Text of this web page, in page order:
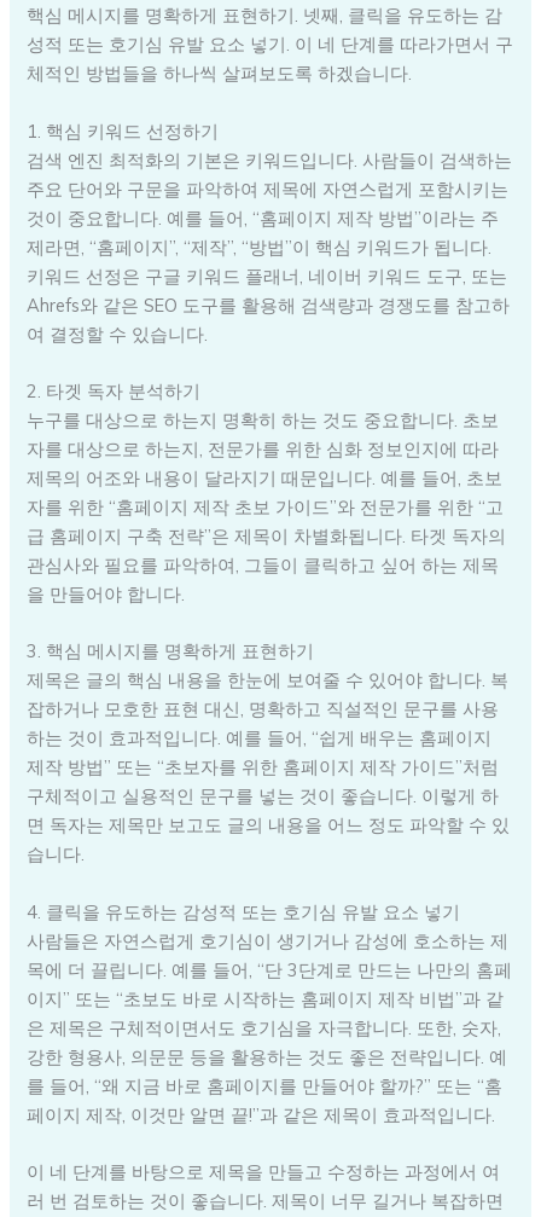
핵심 메시지를 명확하게 표현하기. 넷째, 클릭을 유도하는 감
성적 또는 호기심 유발 요소 넣기. 이 네 단계를 따라가면서 구
체적인 방법들을 하나씩 살펴보도록 하겠습니다.
1. 핵심 키워드 선정하기
검색 엔진 최적화의 기본은 키워드입니다. 사람들이 검색하는
주요 단어와 구문을 파악하여 제목에 자연스럽게 포함시키는
것이 중요합니다. 예를 들어, “홈페이지 제작 방법”이라는 주
제라면, “홈페이지”, “제작”, “방법”이 핵심 키워드가 됩니다.
키워드 선정은 구글 키워드 플래너, 네이버 키워드 도구, 또는
Ahrefs와 같은 SEO 도구를 활용해 검색량과 경쟁도를 참고하
여 결정할 수 있습니다.
2. 타겟 독자 분석하기
누구를 대상으로 하는지 명확히 하는 것도 중요합니다. 초보
자를 대상으로 하는지, 전문가를 위한 심화 정보인지에 따라
제목의 어조와 내용이 달라지기 때문입니다. 예를 들어, 초보
자를 위한 “홈페이지 제작 초보 가이드”와 전문가를 위한 “고
급 홈페이지 구축 전략”은 제목이 차별화됩니다. 타겟 독자의
관심사와 필요를 파악하여, 그들이 클릭하고 싶어 하는 제목
을 만들어야 합니다.
3. 핵심 메시지를 명확하게 표현하기
제목은 글의 핵심 내용을 한눈에 보여줄 수 있어야 합니다. 복
잡하거나 모호한 표현 대신, 명확하고 직설적인 문구를 사용
하는 것이 효과적입니다. 예를 들어, “쉽게 배우는 홈페이지
제작 방법” 또는 “초보자를 위한 홈페이지 제작 가이드”처럼
구체적이고 실용적인 문구를 넣는 것이 좋습니다. 이렇게 하
면 독자는 제목만 보고도 글의 내용을 어느 정도 파악할 수 있
습니다.
4. 클릭을 유도하는 감성적 또는 호기심 유발 요소 넣기
사람들은 자연스럽게 호기심이 생기거나 감성에 호소하는 제
목에 더 끌립니다. 예를 들어, “단 3단계로 만드는 나만의 홈페
이지” 또는 “초보도 바로 시작하는 홈페이지 제작 비법”과 같
은 제목은 구체적이면서도 호기심을 자극합니다. 또한, 숫자,
강한 형용사, 의문문 등을 활용하는 것도 좋은 전략입니다. 예
를 들어, “왜 지금 바로 홈페이지를 만들어야 할까?” 또는 “홈
페이지 제작, 이것만 알면 끝!”과 같은 제목이 효과적입니다.
이 네 단계를 바탕으로 제목을 만들고 수정하는 과정에서 여
러 번 검토하는 것이 좋습니다. 제목이 너무 길거나 복잡하면